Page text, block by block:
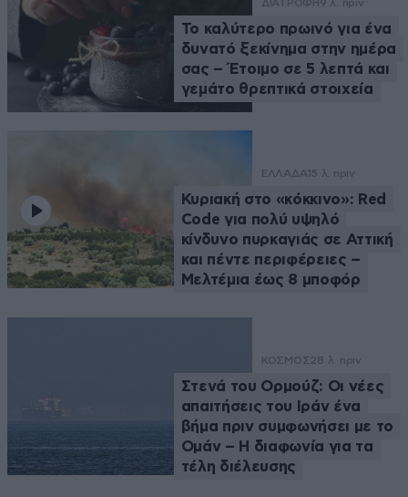
Το καλύτερο πρωινό για ένα
δυνατό ξεκίνημα στην ημέρα
σας – Έτοιμο σε 5 λεπτά και
γεμάτο θρεπτικά στοιχεία
ΕΛΛΑΔΑ 15 λ. πριν
Κυριακή στο «κόκκινο»: Red
Code για πολύ υψηλό
κίνδυνο πυρκαγιάς σε Αττική
και πέντε περιφέρειες –
Μελτέμια έως 8 μποφόρ
ΚΟΣΜΟΣ28 λ. πριν
Στενά του Ορμούζ: Οι νέες
απαιτήσεις του Ιράν ένα
βήμα πριν συμφωνήσει με το
Ομάν – Η διαφωνία για τα
τέλη διέλευσης